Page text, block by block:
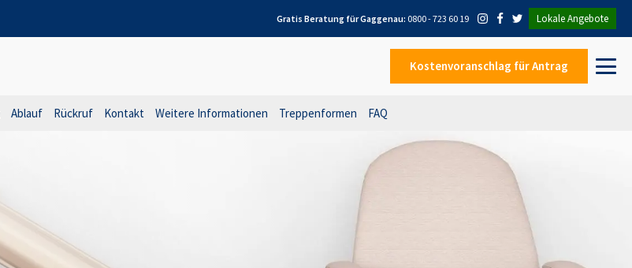
Gratis Beratung fürGaggenau: 0800 - 723 60 19 Lokale Angebote
Kostenvoranschlag für Antrag
Ablauf Rückruf Kontakt Weitere Informationen Treppenformen FAQ